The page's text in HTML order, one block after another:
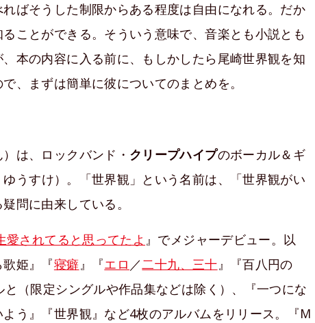
ばそうした制限からある程度は自由になれる。だか
ことができる。そういう意味で、音楽とも小説とも
本の内容に入る前に、もしかしたら尾崎世界観を知
、まずは簡単に彼についてのまとめを。
は、ロックバンド・ クリープハイプのボーカル＆ギ
うすけ）。「世界観」という名前は、「世界観がい
問に由来している。
愛されてると思ってたよ 』でメジャーデビュー。以
姫』『寝癖』『エロ ／二十九、三十』『百八円の
（限定シングルや作品集などは除く）、『一つにな
う』『世界観』など4枚のアルバムをリリース。『M